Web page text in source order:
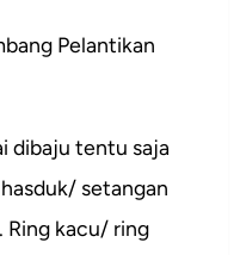
Pelantikan
dibaju tentu saja
setangan
Ring kacu/ ring